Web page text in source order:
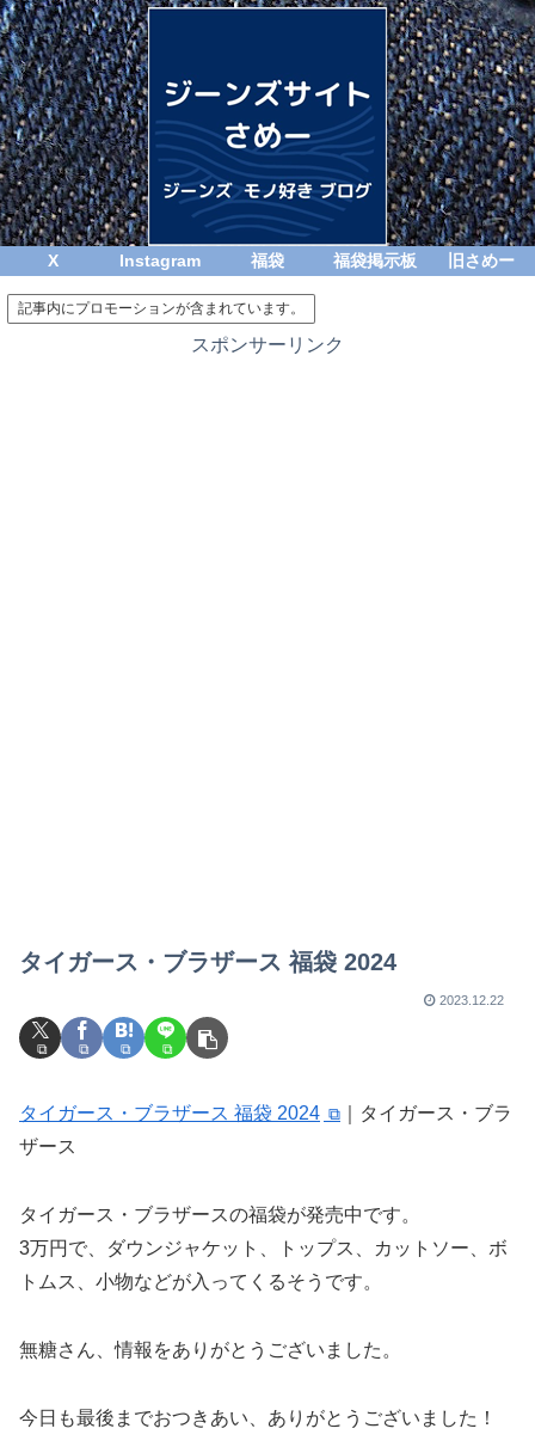
X Instagram 福袋 福袋掲示板 旧さめー
記事内にプロモーションが含まれています。
スポンサーリンク
タイガース・ブラザース 福袋 2024
2023.12.22
タイガース・ブラザース 福袋 2024
｜タイガース・ブラ
ザース
タイガース・ブラザースの福袋が発売中です。
3万円で、ダウンジャケット、トップス、カットソー、ボ
トムス、小物などが入ってくるそうです。
無糖さん、情報をありがとうございました。
今日も最後までおつきあい、ありがとうございました！